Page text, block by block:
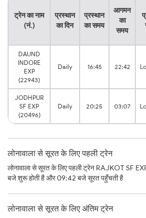
ट्रेन का नाम
(नं.)
प्रस्थान
का दिन
प्रस्थान
का समय
आगमन
का
समय
DAUND
INDORE
EXP
(22943)
Daily 16:45 22:42
JODHPUR
SF EXP
(20496)
Daily 20:25 03:07
लोनावाला से सूरत के लिए पहली ट्रेन
लोनावाला से सूरत के लिए पहली ट्रेन RAJKOT SF
बजे शुरू होती है और 09:42 बजे सूरत पहुँचती है
लोनावाला से सूरत के लिए अंतिम ट्रेन